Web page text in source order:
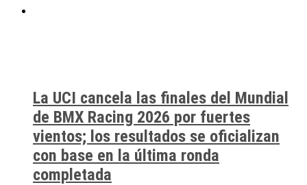
La UCI cancela las finales del Mundial
de BMX Racing 2026 por fuertes
vientos; los resultados se oficializan
con base en la última ronda
completada